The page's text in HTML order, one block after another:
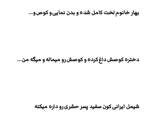
بهار خانوم لخت کامل شده و بدن نمایی و کوص و...
دختره کوصش داغ کرده و کوصش رو میماله و میگه من...
شیمل ایرانی کون سفید پسر حشری رو داره میکنه